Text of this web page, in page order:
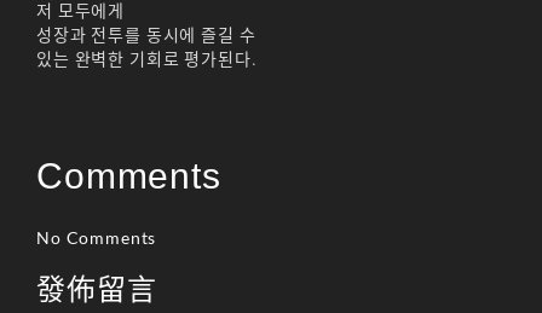
저 모두에게
성장과 전투를 동시에 즐길 수
있는 완벽한 기회로 평가된다.
Comments
No Comments
發佈留言